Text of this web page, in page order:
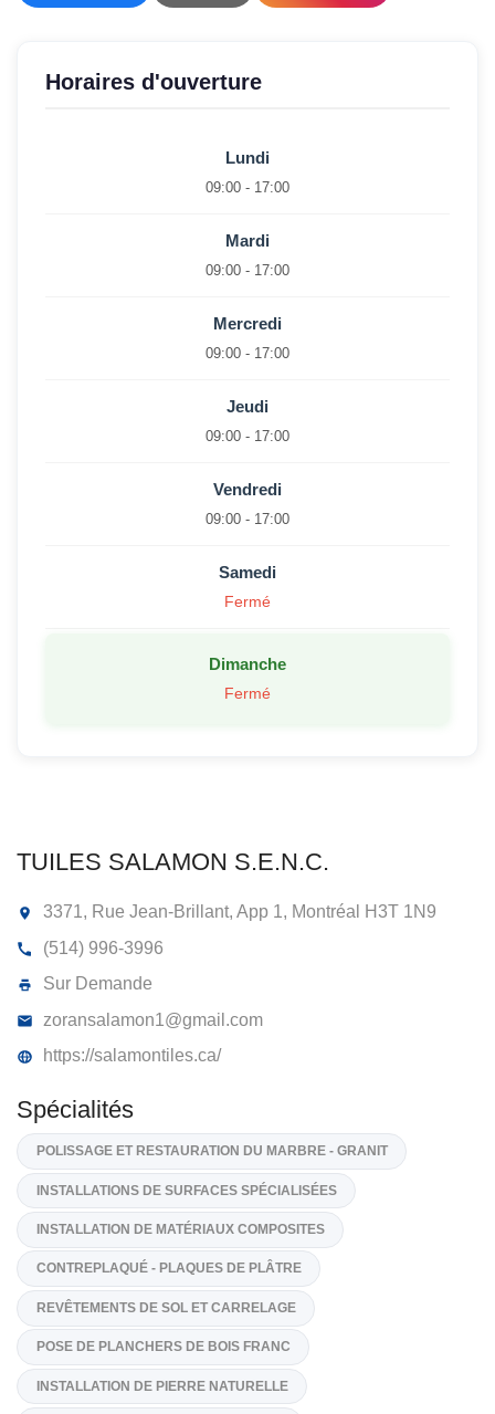
TUILES SALAMON S.E.N.C.
(514) 996-3996
Sur Demande
zoransalamon1@gmail.com
https://salamontiles.ca/
Spécialités
POLISSAGE ET RESTAURATION DU MARBRE - GRANIT
INSTALLATIONS DE SURFACES SPÉCIALISÉES
Horaires d'ouverture
Lundi
09:00 - 17:00
Mardi
09:00 - 17:00
Mercredi
09:00 - 17:00
Jeudi
09:00 - 17:00
Vendredi
09:00 - 17:00
Samedi
Fermé
Dimanche
Fermé